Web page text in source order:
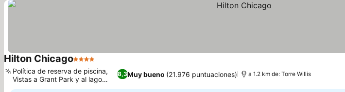
Hilton Chicago4 Estrellas
8,3Muy bueno (21.976 puntuaciones)
Política de reserva de piscina,
Vistas a Grant Park y al lago
Michigan
a 1.2 km de: Torre Willis